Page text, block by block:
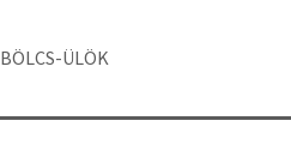
BÖLCS-ÜLÖK